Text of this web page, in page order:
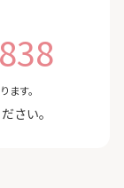
ます。
さい。